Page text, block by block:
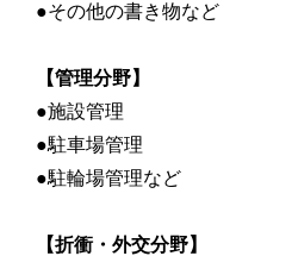
●その他の書き物など
【管理分野】
●施設管理
●駐車場管理
●駐輪場管理など
【折衝・外交分野】